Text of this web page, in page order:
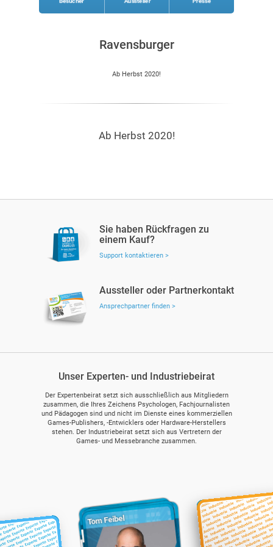
Ravensburger
Ab Herbst 2020!
Ab Herbst 2020!
Sie haben Rückfragen zu
einem Kauf?
Support kontaktieren >
Aussteller oder Partnerkontakt
Ansprechpartner finden >
Unser Experten- und Industriebeirat
Der Expertenbeirat setzt sich ausschließlich aus Mitgliedern
zusammen, die Ihres Zeichens Psychologen, Fachjournalisten
und Pädagogen sind und nicht im Dienste eines kommerziellen
Games-Publishers, -Entwicklers oder Hardware-Herstellers
stehen. Der Industriebeirat setzt sich aus Vertretern der
Games- und Messebranche zusammen.
Tom Feibel
Wiemker
Felix Falk
Maik Heißer
Hendrik Lesser
Ute Metzler
Viola Tensil
Steffi Waschk